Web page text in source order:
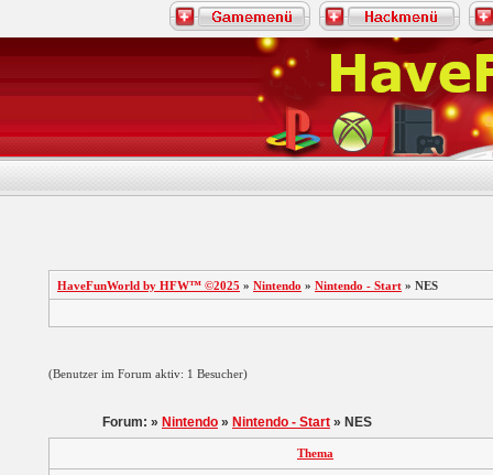
HaveFunWorld by HFW™ ©2025 » Nintendo » Nintendo - Start » NES
(Benutzer im Forum aktiv: 1 Besucher)
Forum: » Nintendo » Nintendo - Start » NES
Thema